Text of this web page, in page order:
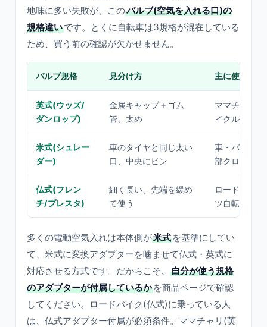
地味に多い失敗が、このバルブ(空気を入れる口)の
規格違いです。とくに自転車は3規格が混在している
ため、買う前の確認が欠かせません。
バルブ規格 見分け方 主に使われる
英式(ウッズ/
ダンロップ)
金属キャップ＋ゴム
管、太め
ママチャリ
イクル
米式(シュレー
ダー)
車のタイヤと同じ太い
口、中央にピン
車・バイク
部クロスバイ
仏式(フレン
チ/プレスタ)
細く長い、先端を緩め
て使う
ロードバイ
ツ自転車
多くの電動空気入れは本体側が米式 を基準にしてい
て、米式に変換アダプターを噛ませて仏式・英式に
対応させる方式です。だからこそ、
自分が使う規格
のアダプターが付属しているか を商品ページで確認
してください。ロードバイク(仏式)に乗っている人
は、仏式アダプター付属が必須条件。ママチャリ(英